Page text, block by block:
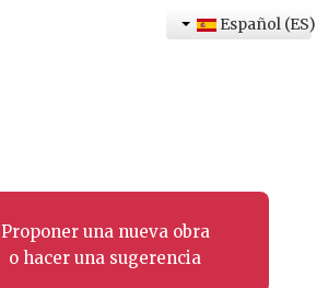
Proponer una nueva obra
o hacer una sugerencia
Español (ES)